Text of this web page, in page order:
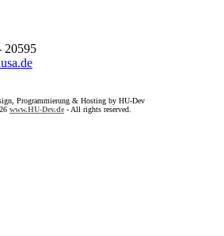
20595
Programmierung & Hosting by HU-Dev
www.HU-Dev.de - All rights reserved.